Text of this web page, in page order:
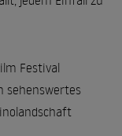
Festival
sehenswertes